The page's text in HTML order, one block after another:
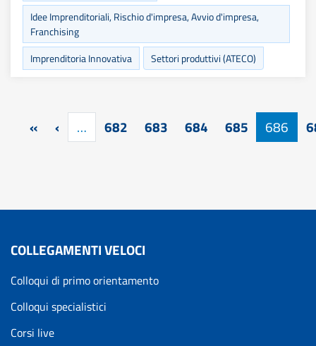
Idee Imprenditoriali, Rischio d'impresa, Avvio d'impresa,
Franchising
Imprenditoria Innovativa
Settori produttivi (ATECO)
Paginazione
«Prima pagina
‹ Pagina precedente
… 682 683 684 685 686
COLLEGAMENTI VELOCI
Colloqui di primo orientamento
Colloqui specialistici
Corsi live